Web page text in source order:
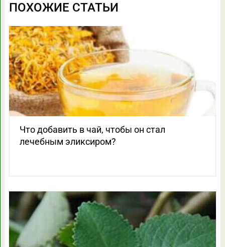
ПОХОЖИЕ СТАТЬИ
Что добавить в чай, чтобы он стал
лечебным эликсиром?